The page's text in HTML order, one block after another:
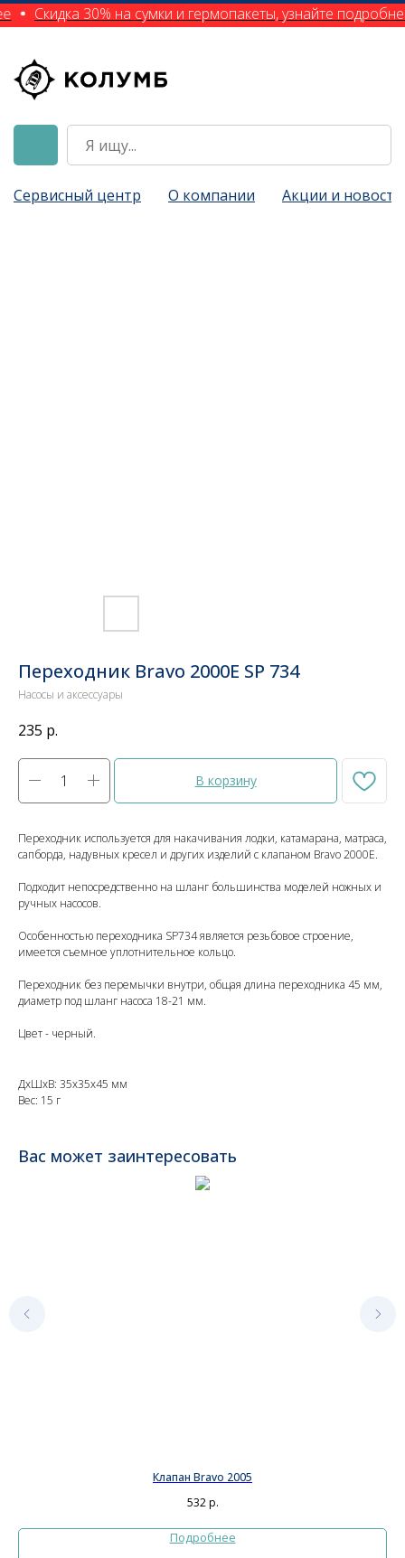
Скидка 30% на сумки и гермопакеты, узнайте
Сервисный центр О компании Акции и новости
Переходник Bravo 2000E SP 734
Насосы и аксессуары
235 р.
В корзину
Переходник используется для накачивания лодки, катамарана, матраса,
сапборда, надувных кресел и других изделий с клапаном Bravo 2000E.
Подходит непосредственно на шланг большинства моделей ножных и
ручных насосов.
Особенностью переходника SP734 является резьбовое строение,
имеется съемное уплотнительное кольцо.
Переходник без перемычки внутри, общая длина переходника 45 мм,
диаметр под шланг насоса 18-21 мм.
Цвет - черный.
ДxШxВ: 35x35x45 мм
Вес: 15 г
Вас может заинтересовать
Клапан Bravo 2005
532 р.
Подробнее